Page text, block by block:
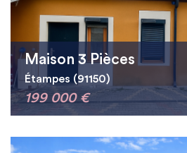
Maison 3 Pièces
Étampes (91150)
199 000 €